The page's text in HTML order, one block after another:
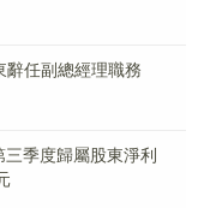
任副總經理職務
季度歸屬股東淨利